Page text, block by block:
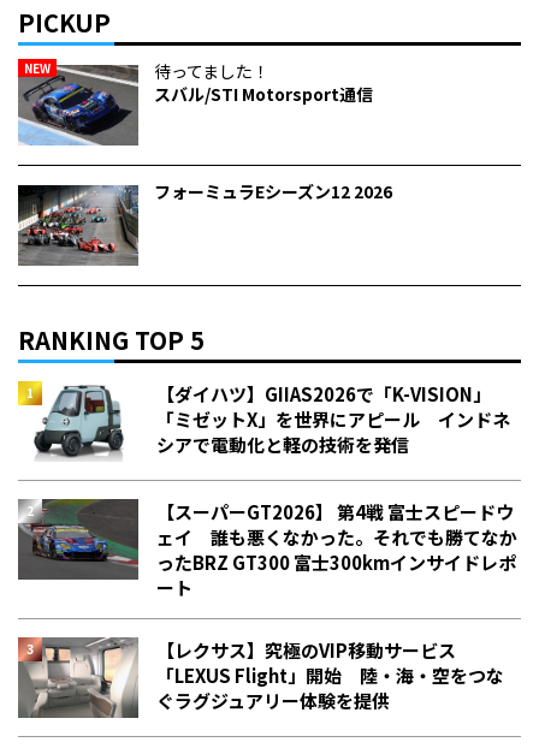
PICKUP
NEW
待ってました！
スバル/STI Motorsport通信
フォーミュラEシーズン12 2026
RANKING TOP 5
【ダイハツ】GIIAS2026で「K-VISION」
「ミゼットX」を世界にアピール インドネ
シアで電動化と軽の技術を発信
【スーパーGT2026】 第4戦 富士スピードウ
ェイ 誰も悪くなかった。それでも勝てなか
った――BRZ GT300 富士300kmインサイドレポ
ート
【レクサス】究極のVIP移動サービス
「LEXUS Flight」開始 陸・海・空をつな
ぐラグジュアリー体験を提供